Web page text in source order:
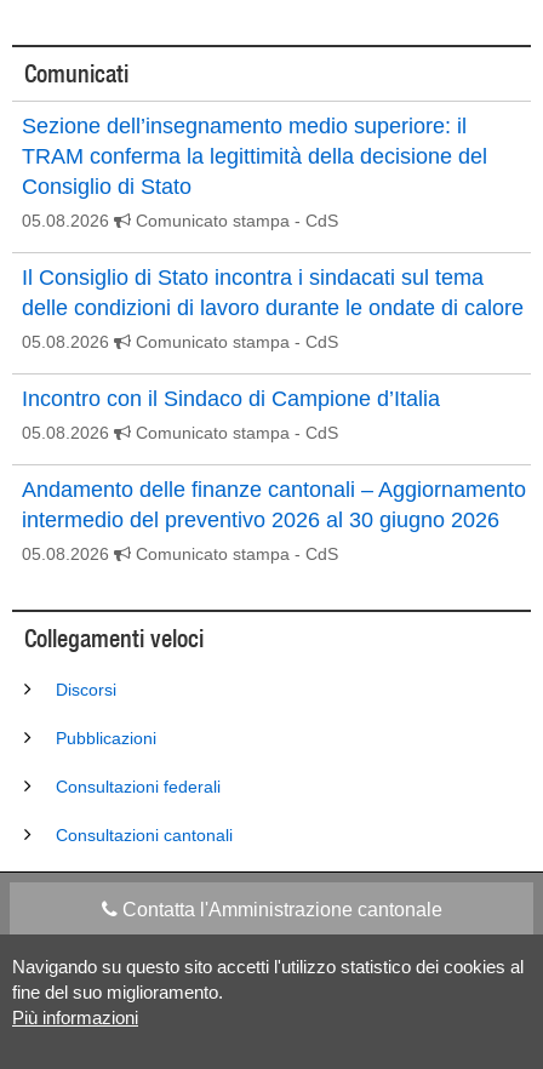
Navigando su questo sito accetti l'utilizzo statistico dei cookies al
fine del suo miglioramento.
Più informazioni
Comunicati
Sezione dell’insegnamento medio superiore: il
TRAM conferma la legittimità della decisione del
Consiglio di Stato
05.08.2026 Comunicato stampa - CdS
Il Consiglio di Stato incontra i sindacati sul tema
delle condizioni di lavoro durante le ondate di calore
05.08.2026 Comunicato stampa - CdS
Incontro con il Sindaco di Campione d’Italia
05.08.2026 Comunicato stampa - CdS
Andamento delle finanze cantonali – Aggiornamento
intermedio del preventivo 2026 al 30 giugno 2026
05.08.2026 Comunicato stampa - CdS
Collegamenti veloci
Discorsi
Pubblicazioni
Consultazioni federali
Consultazioni cantonali
Contatta l'Amministrazione cantonale
Apps Mobile Social media